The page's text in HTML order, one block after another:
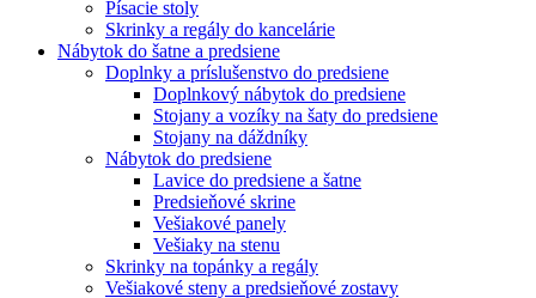
Písacie stoly
Skrinky a regály do kancelárie
Nábytok do šatne a predsiene
Doplnky a príslušenstvo do predsiene
Doplnkový nábytok do predsiene
Stojany a vozíky na šaty do predsiene
Stojany na dáždníky
Nábytok do predsiene
Lavice do predsiene a šatne
Predsieňové skrine
Vešiakové panely
Vešiaky na stenu
Skrinky na topánky a regály
Vešiakové steny a predsieňové zostavy